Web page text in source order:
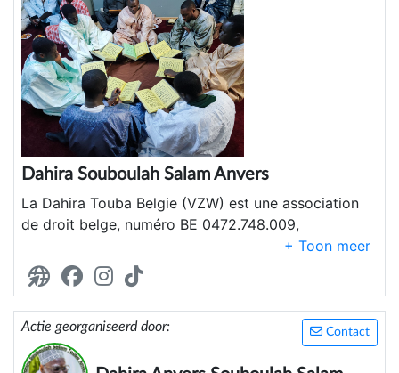
Dahira Souboulah Salam Anvers
La Dahira Touba Belgie (VZW) est une association
de droit belge, numéro BE 0472.748.009,
introduit par la loi du 23 Mars 2019 en
remplacement de la loi du 27 juin 1921 modifiée par
la loi du 2 mai 2002.
Contact
Actie georganiseerd door: